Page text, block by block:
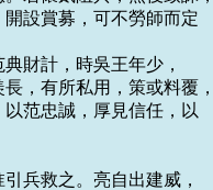
設賞募，可不勞師而定
財計，時吳王年少，
，有所私用，策或料覆，
范忠誠，厚見信任，以
兵救之。亮自出建威，